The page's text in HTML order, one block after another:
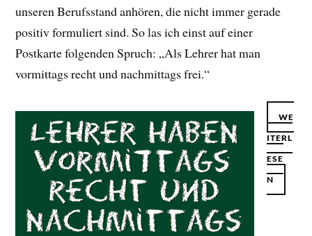
unseren Berufsstand anhören, die nicht immer gerade
positiv formuliert sind. So las ich einst auf einer
Postkarte folgenden Spruch: „Als Lehrer hat man
vormittags recht und nachmittags frei.“
WE
ITERL
ESE
N